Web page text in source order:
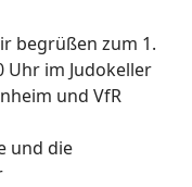
begrüßen zum 1.
Uhr im Judokeller
und VfR
und die